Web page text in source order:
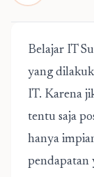
Belajar IT
yang
IT. Karena
tentu saja
hanya
pendapatan